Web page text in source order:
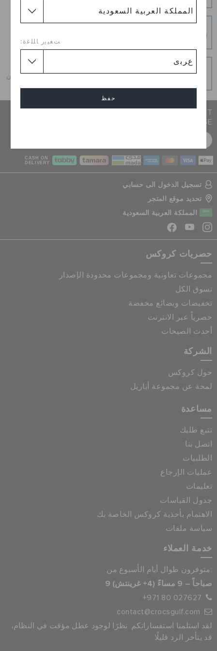
ﺖﻐﻴﻳﺭ ﺎﻠﻠﻏﺓ:
حفظ
عمليات دفع آمنة
و قسطه على دفعات
احصل على ما تحب اليوم ، و قسطه على دفعات ، دائما بدون
JOIN CROCS CLUB & GET 15% OFF ON YOUR NEXT
PURCHASE
CASH ON
DELIVERY
تسجيل الدخول الى حسابي
تحديد موقع المتجر
المملكة العربية السعودية
حصريات كروكس
مجموعات تعاونية ومجموعات محدودة الإصدار
تسوق الكل
تخفيضات وبضائع مخفضة
حصرياً عبر الانترنت
أحدث الصيحات
الشركة
حول كروكس
لمحة عن مجموعة أباريل
مساعدة
تتبع طلبك
اتصل بنا
الطلبيات
عمليات الإرجاع
تعليمات
جدول القياسات
الاهتمام بأحذية كروكس الخاصة بك
سياسة ملفات
خدمة العملاء
متوفرون طوال أيام الأسبوع من:
9 صباحاً – 9 مساءً (4+ غرينتش)
+971 80 027627
contact@crocsgulf.com
لقد استلمنا استفساراتكم. نظرًا لوجود عطل مؤقت في النظام،
قد يتأخر الرد قليلًا